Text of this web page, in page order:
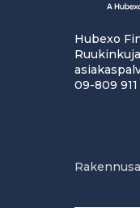
Hubexo
09-809 911